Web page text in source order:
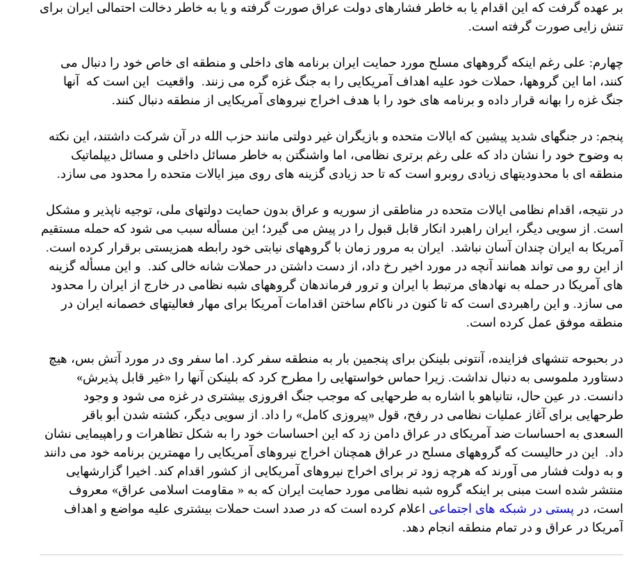
بر عهده گرفت که این اقدام یا به خاطر فشارهای دولت عراق صورت گرفته و یا به خاطر دخالت احتمالی ایران برای
تنش زایی صورت گرفته است.
چهارم: علی رغم اینکه گروههای مسلح مورد حمایت ایران برنامه های داخلی و منطقه ای خاص خود را دنبال می
کنند، اما این گروهها، حملات خود علیه اهداف آمریکایی را به جنگ غزه گره می زنند. واقعیت این است که آنها
جنگ غزه را بهانه قرار داده و برنامه های خود را با هدف اخراج نیروهای آمریکایی از منطقه دنبال کنند.
پنجم: در جنگهای شدید پیشین که ایالات متحده و بازیگران غیر دولتی مانند حزب الله در آن شرکت داشتند، این نکته
به وضوح خود را نشان داد که علی رغم برتری نظامی، اما واشنگتن به خاطر مسائل داخلی و مسائل دیپلماتیک
منطقه ای با محدودیتهای زیادی روبرو است که تا حد زیادی گزینه های روی میز ایالات متحده را محدود می سازد.
در نتیجه، اقدام نظامی ایالات متحده در مناطقی از سوریه و عراق بدون حمایت دولتهای ملی، توجیه ناپذیر و مشکل
است. از سویی دیگر، ایران راهبرد انکار قابل قبول را در پیش می گیرد؛ این مسأله سبب می شود که حمله مستقیم
آمریکا به ایران چندان آسان نباشد. ایران به مرور زمان با گروههای نیابتی خود رابطه همزیستی برقرار کرده است.
از این رو می تواند همانند آنچه در مورد اخیر رخ داد، از دست داشتن در حملات شانه خالی کند. و این مسأله گزینه
های آمریکا در حمله به نهادهای مرتبط با ایران و ترور فرماندهان گروههای شبه نظامی در خارج از ایران را محدود
می سازد. و این راهبردی است که تا کنون در ناکام ساختن اقدامات آمریکا برای مهار فعالیتهای خصمانه ایران در
منطقه موفق عمل کرده است.
در بحبوحه تنشهای فزاینده، آنتونی بلینکن برای پنجمین بار به منطقه سفر کرد. اما سفر وی در مورد آتش بس، هیچ
دستاورد ملموسی به دنبال نداشت. زیرا حماس خواستهایی را مطرح کرد که بلینکن آنها را «غیر قابل پذیرش»
دانست. در عین حال، نتانیاهو با اشاره به طرحهایی که موجب جنگ افروزی بیشتری در غزه می شود و وجود
طرحهایی برای آغاز عملیات نظامی در رفح، قول «پیروزی کامل» را داد. از سویی دیگر، کشته شدن أبو باقر
السعدی به احساسات ضد آمریکای در عراق دامن زد که این احساسات خود را به شکل تظاهرات و راهپیمایی نشان
داد. این در حالیست که گروههای مسلح در عراق همچنان اخراج نیروهای آمریکایی را مهمترین برنامه خود می دانند
و به دولت فشار می آورند که هرچه زود تر برای اخراج نیروهای آمریکایی از کشور اقدام کند. اخیرا گزارشهایی
منتشر شده است مبنی بر اینکه گروه شبه نظامی مورد حمایت ایران که به « مقاومت اسلامی عراق» معروف
است، در پستی در شبکه های اجتماعی اعلام کرده است که در صدد است حملات بیشتری علیه مواضع و اهداف
آمریکا در عراق و در تمام منطقه انجام دهد.